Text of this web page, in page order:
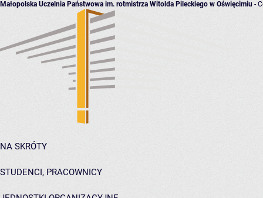
Małopolska Uczelnia Państwowa im. rotmistrza Witolda Pileckiego w Oświęcimiu -
NA SKRÓTY
STUDENCI, PRACOWNICY